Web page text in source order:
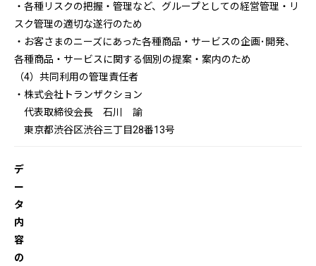
・各種リスクの把握・管理など、グループとしての経営管理・リ
スク管理の適切な遂行のため
・お客さまのニーズにあった各種商品・サービスの企画･開発、
各種商品・サービスに関する個別の提案・案内のため
（4）共同利用の管理責任者
・株式会社トランザクション
代表取締役会長 石川 諭
東京都渋谷区渋谷三丁目28番13号
デ
ー
タ
内
容
の